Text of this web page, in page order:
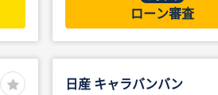
ローン審査
日産 キャラバンバン